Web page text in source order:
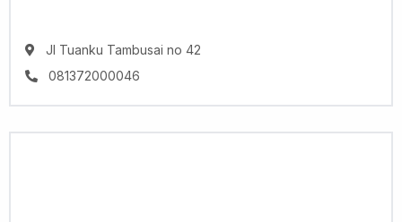
Jl Tuanku Tambusai no 42
081372000046